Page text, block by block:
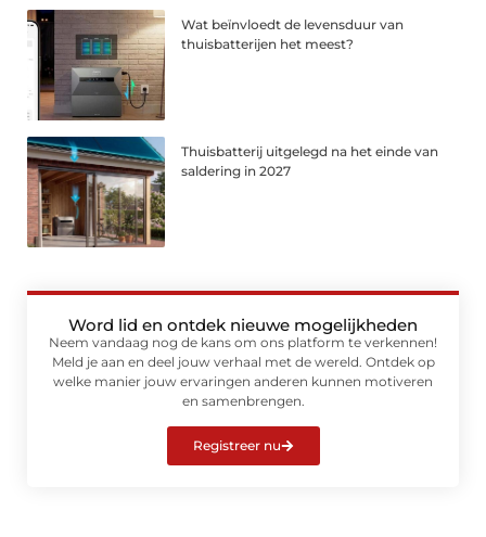
Wat beïnvloedt de levensduur van
thuisbatterijen het meest?
Thuisbatterij uitgelegd na het einde van
saldering in 2027
Word lid en ontdek nieuwe mogelijkheden
Neem vandaag nog de kans om ons platform te verkennen!
Meld je aan en deel jouw verhaal met de wereld. Ontdek op
welke manier jouw ervaringen anderen kunnen motiveren
en samenbrengen.
Registreer nu